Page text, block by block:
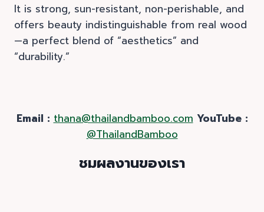
It is strong, sun-resistant, non-perishable, and
offers beauty indistinguishable from real wood
—a perfect blend of “aesthetics” and
“durability.”
Email : thana@thailandbamboo.com YouTube :
@ThailandBamboo
ชมผลงานของเรา